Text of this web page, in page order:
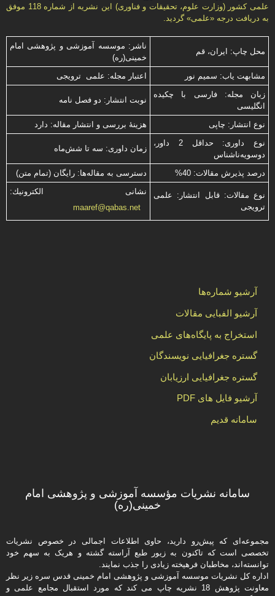
علمى كشور (وزارت علوم، تحقیقات و فناورى) این نشریه از شماره 118 موفق
به دریافت درجه «علمى» گردید.
محل چاپ: ایران، قم
ناشر: موسسه آموزشی و پژوهشی امام
خمینی(ره)
مشابهت ياب: سميم نور
اعتبار مجله: علمی ترویجی
زبان مجله: فارسی با چكیده
انگلیسی
نوبت انتشار: دو فصل نامه
نوع انتشار: چاپی
هزینۀ بررسی و انتشار مقاله: دارد
نوع داوری: حداقل 2 داور،
دوسویه‌ناشناس
زمان داوری: سه تا شش‌ماه
درصد پذیرش مقالات: 40% دسترسی به مقاله‌ها: رایگان (تمام متن)
نوع مقالات: قابل انتشار: علمی
ترویجی
نشانی الكترونیك:
maaref@qabas.net
آرشیو شماره‌ها
آرشیو الفبایی مقالات
استخراج به پایگاه‌های علمی
گستره جغرافیایی نویسندگان
گستره جغرافیایی ارزیابان
آرشیو فایل های PDF
سامانه قدیم
سامانه نشریات مؤسسه آموزشی و پژوهشی امام
خمینی(ره)
مجموعه‌ای که پیش‌رو دارید،‌ حاوی اطلاعات اجمالی در خصوص نشریات
تخصصی است که تاکنون به زیور طبع آراسته گشته و هریک به سهم خود
توانسته‌اند، مخاطبان فرهیخته‌ زیادی را جذب نمایند.
اداره كل نشریات موسسه آموزشی و پژوهشی امام خمینی قدس سره زیر نظر
معاونت پژوهش 18 نشریه چاپ می کند که مورد استقبال مجامع علمی و